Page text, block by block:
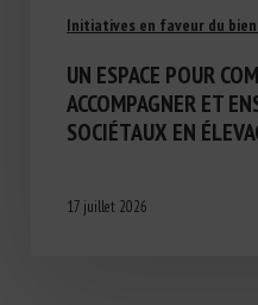
Initiatives en faveur du
UN ESPACE POUR
ACCOMPAGNER ET
SOCIÉTAUX EN
17 juillet 2026